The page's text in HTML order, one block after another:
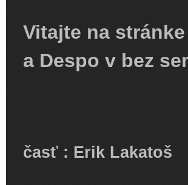
Vitajte na
a Despo v bez
časť : Erik Lakatoš